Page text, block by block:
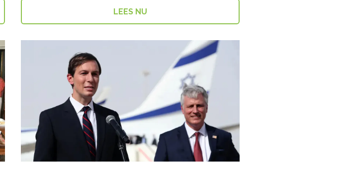
LEES NU